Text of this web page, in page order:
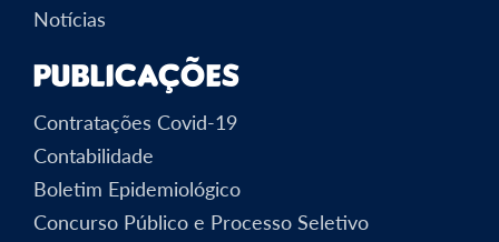
Notícias
Publicações
Contratações Covid-19
Contabilidade
Boletim Epidemiológico
Concurso Público e Processo Seletivo